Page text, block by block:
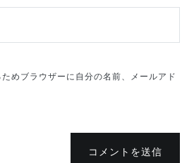
めブラウザーに自分の名前、メールアド
コメントを送信